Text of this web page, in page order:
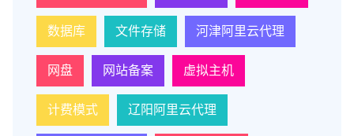
数据库 文件存储 河津阿里云代理
网盘 网站备案 虚拟主机
计费模式 辽阳阿里云代理